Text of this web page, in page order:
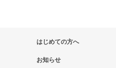
はじめての方へ
お知らせ